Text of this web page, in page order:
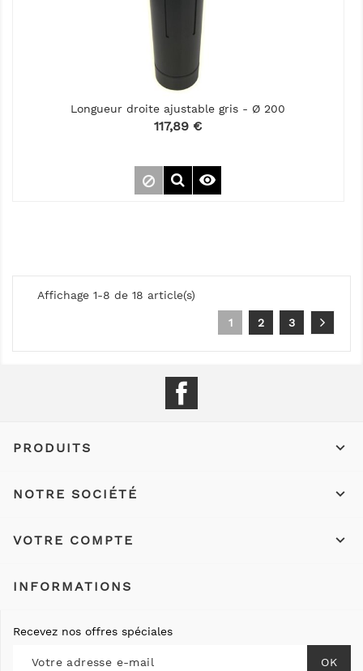
Longueur droite ajustable gris - Ø 200
Prix
117,89 €

Affichage 1-8 de 18 article(s)
1 2 3
PRODUITS 
NOTRE SOCIÉTÉ 
VOTRE COMPTE 
INFORMATIONS
Recevez nos offres spéciales